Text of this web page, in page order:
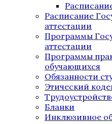
Расписание
аттестации
Программы
аттестации
Программы
обучающихся
Обязанности
Этический
Бланки
Инклюзивное